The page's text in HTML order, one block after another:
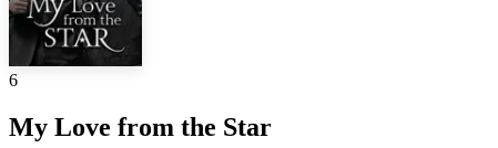
6
My Love from the Star